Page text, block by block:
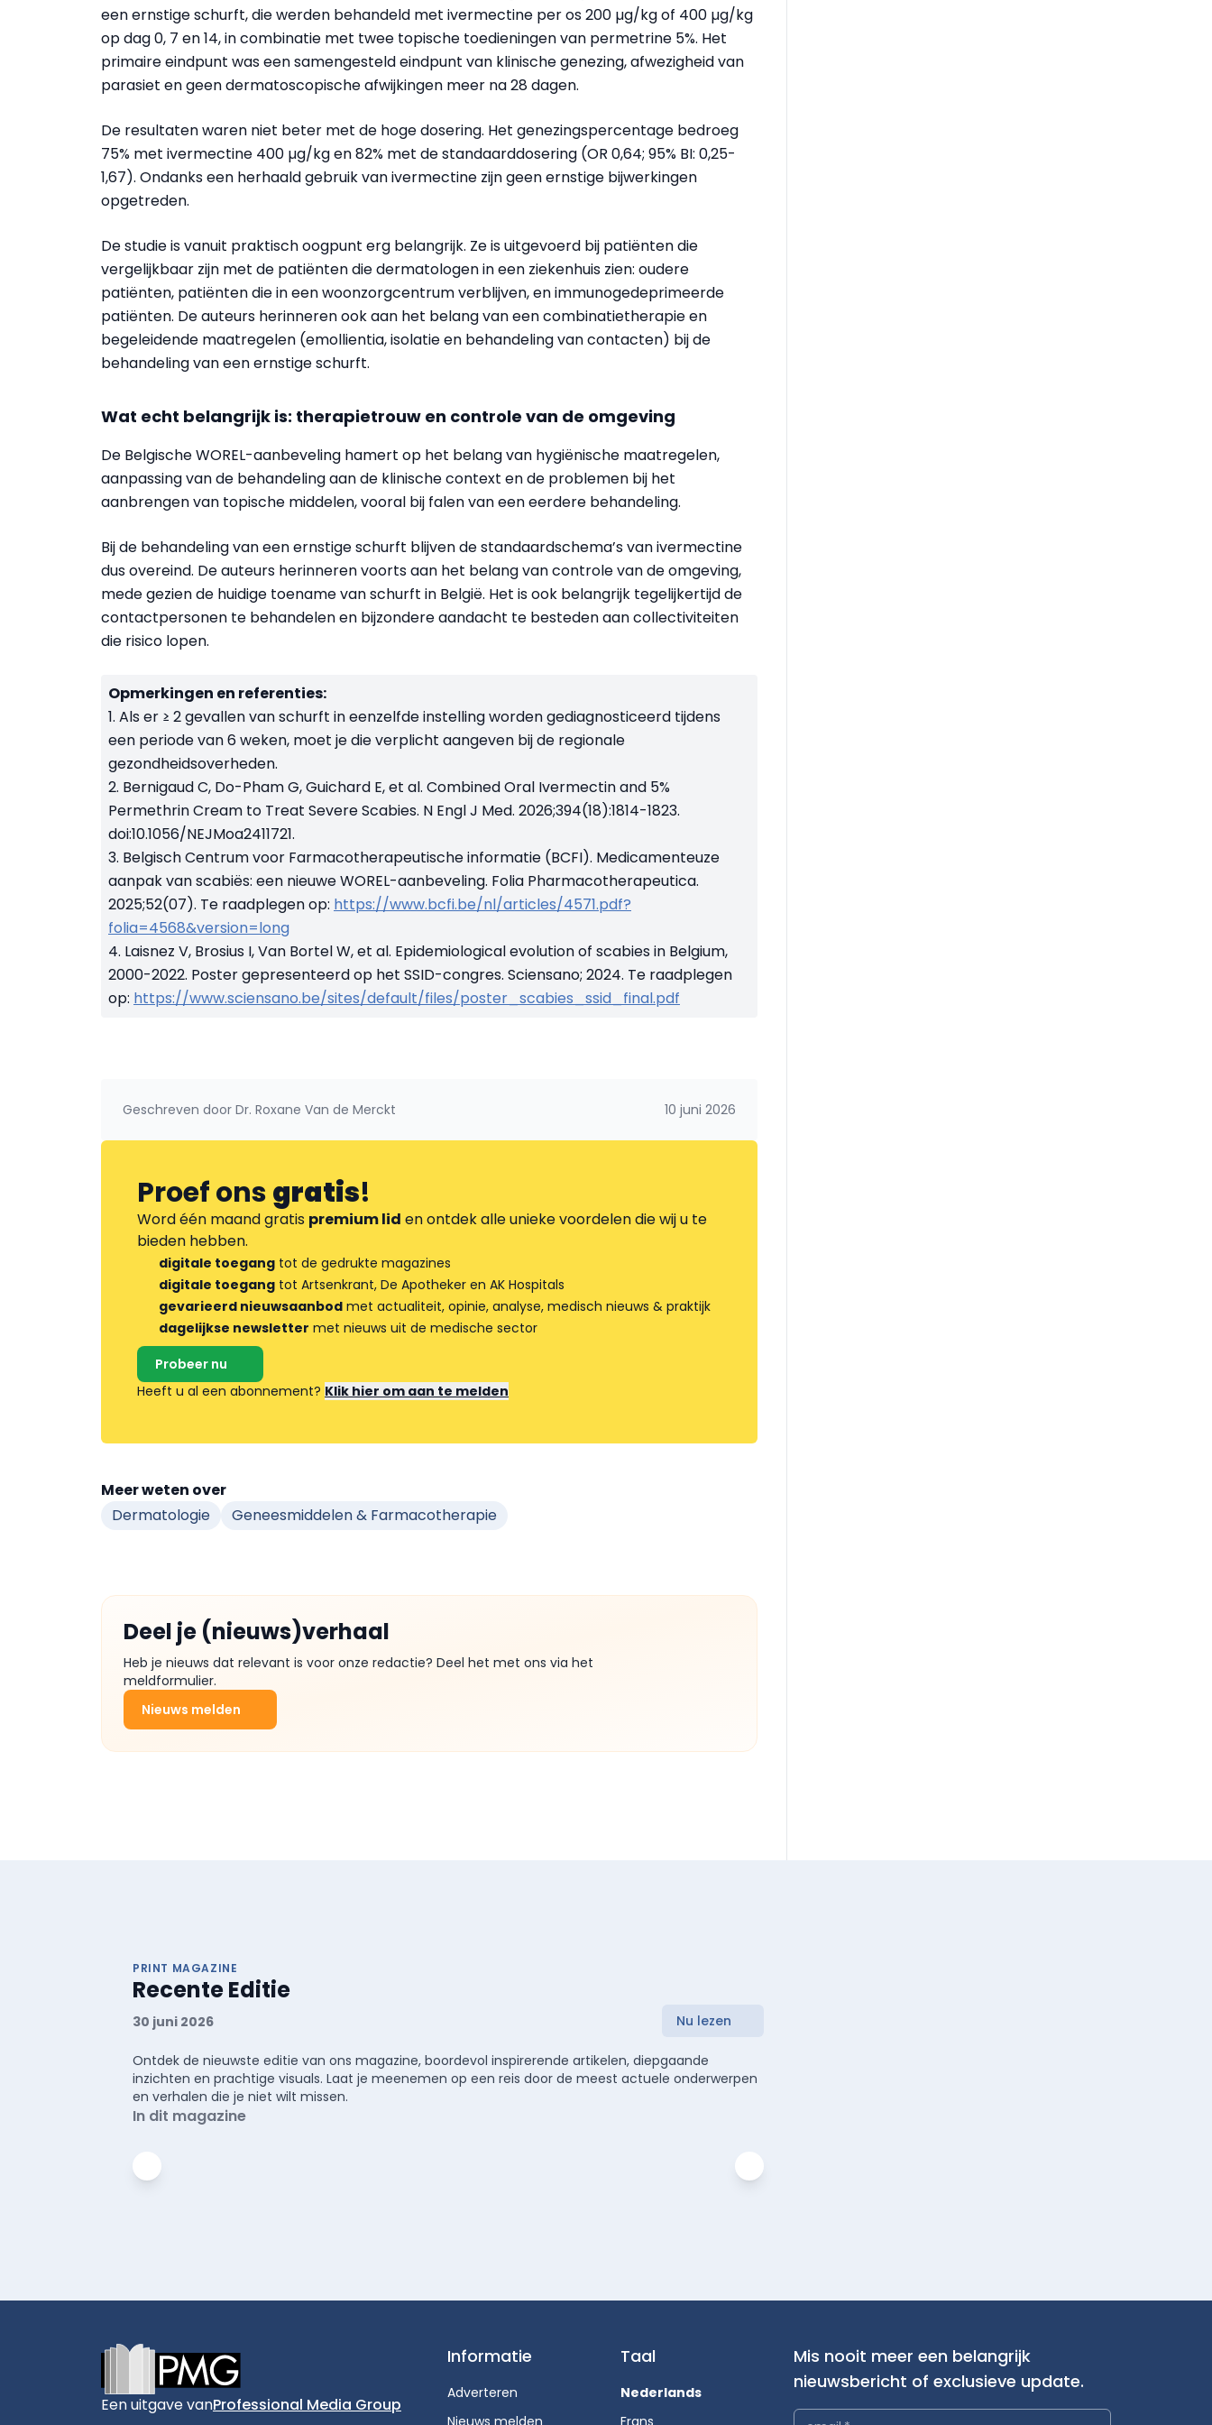
een ernstige schurft, die werden behandeld met ivermectine per os 200 µg/kg of 400 µg/kg
op dag 0, 7 en 14, in combinatie met twee topische toedieningen van permetrine 5%. Het
primaire eindpunt was eensamengesteld eindpunt van klinische genezing, afwezigheid van
parasiet en geen dermatoscopische afwijkingen meer na 28 dagen.
De resultaten waren niet beter met de hoge dosering. Het genezingspercentage bedroeg
75% met ivermectine 400 µg/kg en 82% met de standaarddosering (OR 0,64; 95% BI: 0,25-
1,67). Ondanks een herhaald gebruik van ivermectine zijn geen ernstige bijwerkingen
opgetreden.
De studie is vanuit praktisch oogpunt erg belangrijk. Ze is uitgevoerd bij patiënten die
vergelijkbaar zijn met de patiënten die dermatologen in een ziekenhuis zien: oudere
patiënten, patiënten die in een woonzorgcentrum verblijven, en immunogedeprimeerde
patiënten. De auteurs herinneren ook aan het belang van eencombinatietherapieen
begeleidende maatregelen (emollientia, isolatie en behandeling van contacten) bij de
behandeling van een ernstige schurft.
Wat echt belangrijk is: therapietrouw en controle van de omgeving
De Belgische WOREL-aanbeveling hamert op het belang van hygiënische maatregelen,
aanpassing van de behandeling aan de klinische context en de problemen bij het
aanbrengen van topische middelen, vooral bij falen van een eerdere behandeling.
Bij de behandeling van een ernstige schurft blijven de standaardschema’s van ivermectine
dus overeind. De auteurs herinneren voorts aan het belang van controle van de omgeving,
mede gezien de huidige toename van schurft in België. Het is ook belangrijk tegelijkertijd de
contactpersonen te behandelen en bijzondere aandacht te besteden aan collectiviteiten
die risico lopen.
Opmerkingen en referenties:
1. Als er ≥ 2 gevallen van schurft in eenzelfde instelling worden gediagnosticeerd tijdens
een periode van 6 weken, moet je die verplicht aangeven bij de regionale
gezondheidsoverheden.
2. Bernigaud C, Do-Pham G, Guichard E, et al. Combined Oral Ivermectin and 5%
Permethrin Cream to Treat Severe Scabies. N Engl J Med. 2026;394(18):1814-1823.
doi:10.1056/NEJMoa2411721.
3. Belgisch Centrum voor Farmacotherapeutische informatie (BCFI). Medicamenteuze
aanpak van scabiës: een nieuwe WOREL-aanbeveling. Folia Pharmacotherapeutica.
2025;52(07). Te raadplegen op: https://www.bcfi.be/nl/articles/4571.pdf?
folia=4568&version=long
4. Laisnez V, Brosius I, Van Bortel W, et al. Epidemiological evolution of scabies in Belgium,
2000-2022. Poster gepresenteerd op het SSID-congres. Sciensano; 2024. Te raadplegen
op: https://www.sciensano.be/sites/default/files/poster_scabies_ssid_final.pdf
Geschreven door Dr. Roxane Van de Merckt 10 juni 2026
Proef onsgratis!
Word één maand gratis premium lid en ontdek alle unieke voordelen die wij u te
bieden hebben.
digitale toegang tot de gedrukte magazines
digitale toegang tot Artsenkrant, De Apotheker en AK Hospitals
gevarieerd nieuwsaanbod met actualiteit, opinie, analyse, medisch nieuws & praktijk
dagelijkse newsletter met nieuws uit de medische sector
Probeer nu
Heeft u al een abonnement? Klik hier om aan te melden
Meer weten over
Dermatologie
Geneesmiddelen & Farmacotherapie
Deel je (nieuws)verhaal
Heb je nieuws dat relevant is voor onze redactie? Deel het met ons via het
meldformulier.
Nieuws melden
PRINT MAGAZINE
Recente Editie
30 juni 2026 Nu lezen
Ontdek de nieuwste editie van ons magazine, boordevol inspirerende artikelen, diepgaande
inzichten en prachtige visuals. Laat je meenemen op een reis door de meest actuele onderwerpen
en verhalen die je niet wilt missen.
In dit magazine
Een uitgave vanProfessional Media Group
Informatie
Adverteren
Nieuws melden
Taal
Nederlands
Frans
Mis nooit meer een belangrijk
nieuwsbericht of exclusieve update.